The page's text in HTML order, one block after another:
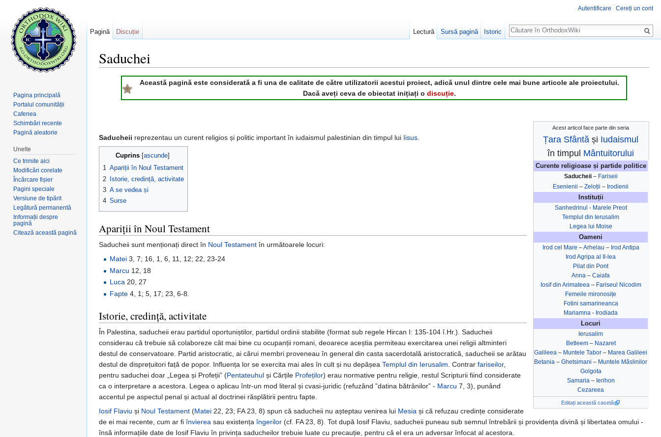
Saduchei
Această pagină este considerată a fi una de calitate de către utilizatorii acestui proiect, adică unul dintre cele mai bune articole ale proiectului.
Dacă aveți ceva de obiectat inițiați o discuție.
Acest articol face parte din seria
Țara Sfântă și Iudaismul
în timpul Mântuitorului
Curente religioase și partide politice
Saducheii– Fariseii
Esenienii – Zeloții – Irodienii
Instituții
Sanhedrinul - Marele Preot
Templul din Ierusalim
Legea lui Moise
Oameni
Irod cel Mare –Arhelau – Irod Antipa
Irod Agripa al II-lea
Pilat din Pont
Anna – Caiafa
Iosif din Arimateea– Fariseul Nicodim
Femeile mironosițe
Fotini samarineanca
Mariamna - Irodiada
Locuri
Ierusalim
Betleem– Nazaret
Galileea – Muntele Tabor – Marea Galileei
Betania – Ghetsimani – Muntele Măslinilor
Golgota
Samaria– Ierihon
Cezareea
Editați această casetă
Saducheii reprezentau un curent religios și politic important în iudaismul palestinian din timpul lui Iisus.
Cuprins[ ascunde]
1 Apariții în Noul Testament
2
Istorie, credință, activitate
3 A se vedea și
4 Surse
Apariții în Noul Testament
Saducheii sunt menționați direct în Noul Testament în următoarele locuri:
Matei 3, 7; 16, 1, 6, 11, 12; 22, 23-24
Marcu 12, 18
Luca 20, 27
Fapte 4, 1; 5, 17; 23, 6-8.
Istorie, credință, activitate
În Palestina, saducheii erau partidul oportuniștilor, partidul ordinii stabilite (format sub regele Hircan I: 135-104 î.Hr.). Saducheii
considerau că trebuie să colaboreze cât mai bine cu ocupanții romani, deoarece aceștia permiteau exercitarea unei religii altminteri
destul de conservatoare. Partid aristocratic, ai cărui membri proveneau în general din casta sacerdotală aristocratică, saducheii se arătau
destul de disprețuitori față de popor. Influența lor se exercita mai ales în cult și nu depășea Templul din Ierusalim . Contrar fariseilor,
pentru saduchei doar „Legea și Profeții” (Pentateuhul și Cărțile Profeților) erau normative pentru religie, restul Scripturii fiind considerate
ca o interpretare a acestora. Legea o aplicau într-un mod literal și cvasi-juridic (refuzând ”datina bătrânilor” - Marcu 7, 3), punând
accentul pe aspectul penal și actual al doctrinei răsplătirii pentru fapte.
Iosif Flaviu și Noul Testament (Matei 22, 23; FA 23, 8) spun că saducheii nu așteptau venirea lui Mesia și că refuzau credințe considerate
de ei mai recente, cum ar fiînvierea sau existențaîngerilor (cf. FA 23, 8). Tot după Iosif Flaviu, saducheii puneau sub semnul întrebării și providența divină și libertatea omului -
însă informațiile date de Iosif Flaviu în privința saducheilor trebuie luate cu precauție, pentru că el era un adversar înfocat al acestora.
Autentificare Cereți un cont
Pagină Discuție Lectură Sursă pagină Istoric
Căutare
Pagina principală
Portalul comunității
Cafenea
Schimbări recente
Pagină aleatorie
Unelte
Ce trimite aici
Modificări corelate
Încărcare fișier
Pagini speciale
Versiune de tipărit
Legătură permanentă
Informații despre
pagină
Citează această pagină